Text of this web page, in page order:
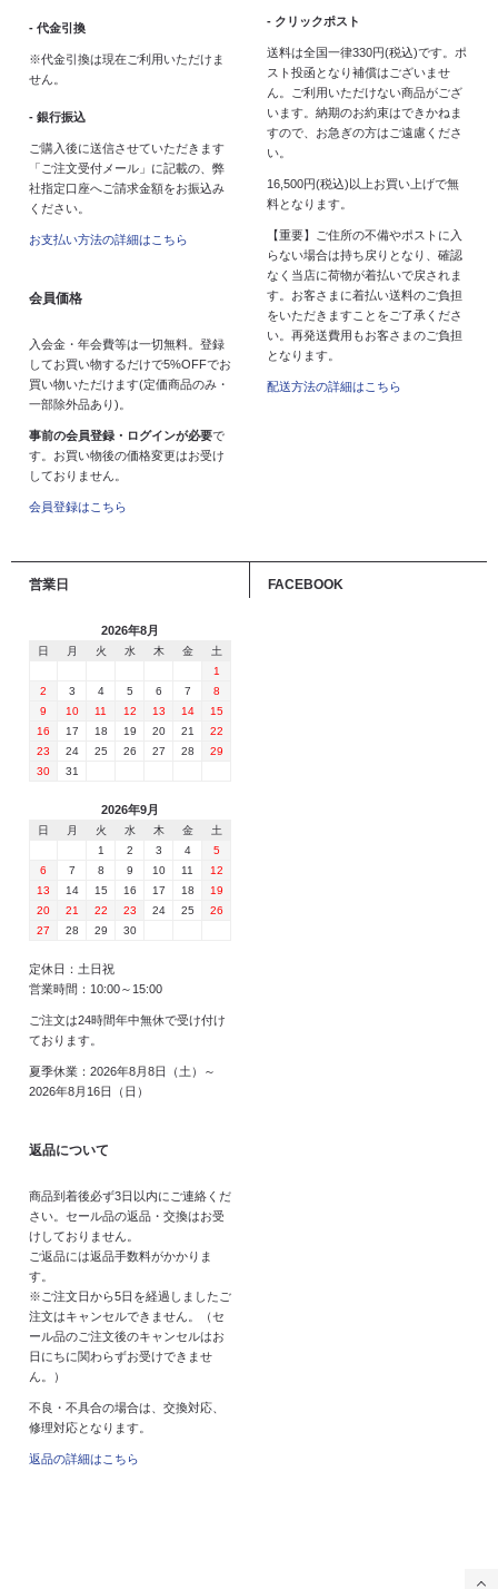
- 代金引換
※代金引換は現在ご利用いただけま
せん。
- 銀行振込
ご購入後に送信させていただきます
「ご注文受付メール」に記載の、弊
社指定口座へご請求金額をお振込み
ください。
お支払い方法の詳細はこちら
会員価格
入会金・年会費等は一切無料。登録
してお買い物するだけで5%OFFでお
買い物いただけます(定価商品のみ・
一部除外品あり)。
事前の会員登録・ログインが必要で
す。お買い物後の価格変更はお受け
しておりません。
会員登録はこちら
- クリックポスト
送料は全国一律330円(税込)です。ポ
スト投函となり補償はございませ
ん。ご利用いただけない商品がござ
います。納期のお約束はできかねま
すので、お急ぎの方はご遠慮くださ
い。
16,500円(税込)以上お買い上げで無
料となります。
【重要】ご住所の不備やポストに入
らない場合は持ち戻りとなり、確認
なく当店に荷物が着払いで戻されま
す。お客さまに着払い送料のご負担
をいただきますことをご了承くださ
い。再発送費用もお客さまのご負担
となります。
配送方法の詳細はこちら
営業日
2026年8月
日 月 火 水 木 金
土
1
2
3 4 5 6 7
8
9
10 11 12 13 14
15
16
17 18 19 20 21
22
23
24 25 26 27 28
29
30
31
2026年9月
日 月 火 水 木 金
土
1
2 3 4
5
6
7 8 9 10 11
12
13
14 15 16 17 18
19
20
21 22 23 24 25
26
27
28 29 30
定休日：土日祝
営業時間：10:00～15:00
ご注文は24時間年中無休で受け付け
ております。
夏季休業：2026年8月8日（土）～
2026年8月16日（日）
返品について
商品到着後必ず3日以内にご連絡くだ
さい。セール品の返品・交換はお受
けしておりません。
ご返品には返品手数料がかかりま
す。
※ご注文日から5日を経過しましたご
注文はキャンセルできません。（セ
ール品のご注文後のキャンセルはお
日にちに関わらずお受けできませ
ん。）
不良・不具合の場合は、交換対応、
修理対応となります。
返品の詳細はこちら
FACEBOOK